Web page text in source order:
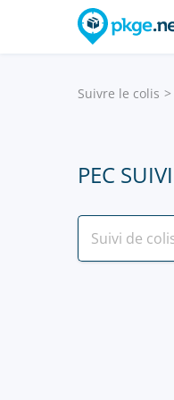
Suivre le colis
PEC SUIVI